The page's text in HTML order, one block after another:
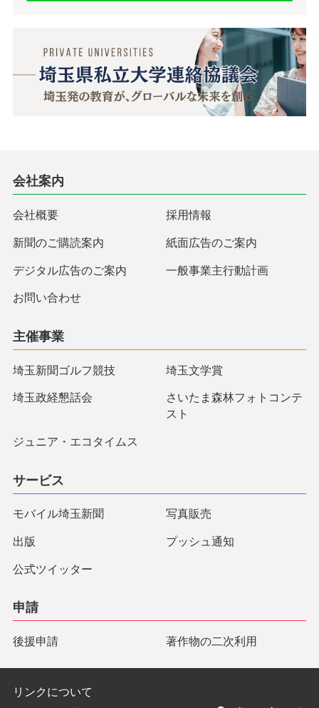
会社案内
会社概要 採用情報
新聞のご購読案内 紙面広告のご案内
デジタル広告のご案内 一般事業主行動計画
お問い合わせ
主催事業
埼玉新聞ゴルフ競技 埼玉文学賞
埼玉政経懇話会
さいたま森林フォトコンテ
スト
ジュニア・エコタイムス
サービス
モバイル埼玉新聞 写真販売
出版 プッシュ通知
公式ツイッター
申請
後援申請 著作物の二次利用
リンクについて